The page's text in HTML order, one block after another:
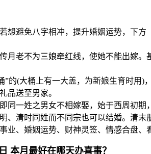
想避免八字相冲，提升婚姻运势，下方
月老不为三娘牵红线，使她不能出嫁
”的(大桶上有一大盖，为新娘生育时用
品送至男家。
同一姓之男女不相嫁娶，始于西周初
、清时同姓而不同宗也可以结婚。清末
业、婚姻运势、财神灵签、情感合盘
本月最好在哪天办喜事？